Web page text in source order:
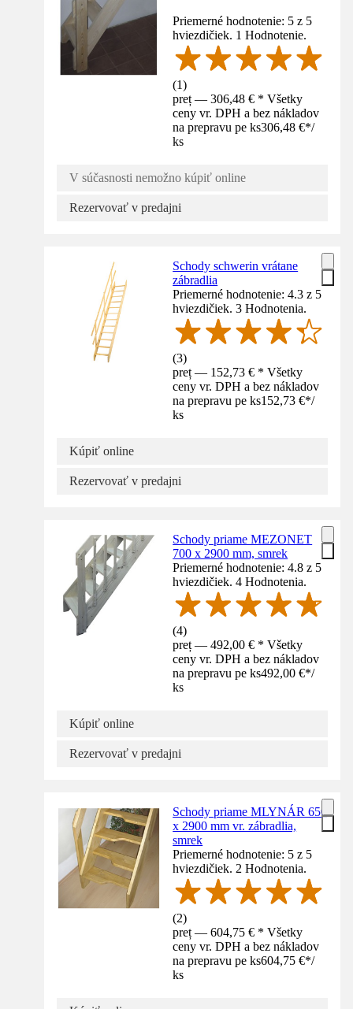
Priemerné hodnotenie: 5 z 5
hviezdičiek. 1 Hodnotenie.
(1)
preț — 306,48 € * Všetky
ceny vr. DPH a bez nákladov
na prepravu pe ks306,48 €*/
ks
V súčasnosti nemožno kúpiť online
Rezervovať v predajni
Schody schwerin vrátane
zábradlia
Priemerné hodnotenie: 4.3 z 5
hviezdičiek. 3 Hodnotenia.
(3)
preț — 152,73 € * Všetky
ceny vr. DPH a bez nákladov
na prepravu pe ks152,73 €*/
ks
Kúpiť online
Rezervovať v predajni
Schody priame MEZONET
700 x 2900 mm, smrek
Priemerné hodnotenie: 4.8 z 5
hviezdičiek. 4 Hodnotenia.
(4)
preț — 492,00 € * Všetky
ceny vr. DPH a bez nákladov
na prepravu pe ks492,00 €*/
ks
Kúpiť online
Rezervovať v predajni
Schody priame MLYNÁR 650
x 2900 mm vr. zábradlia,
smrek
Priemerné hodnotenie: 5 z 5
hviezdičiek. 2 Hodnotenia.
(2)
preț — 604,75 € * Všetky
ceny vr. DPH a bez nákladov
na prepravu pe ks604,75 €*/
ks